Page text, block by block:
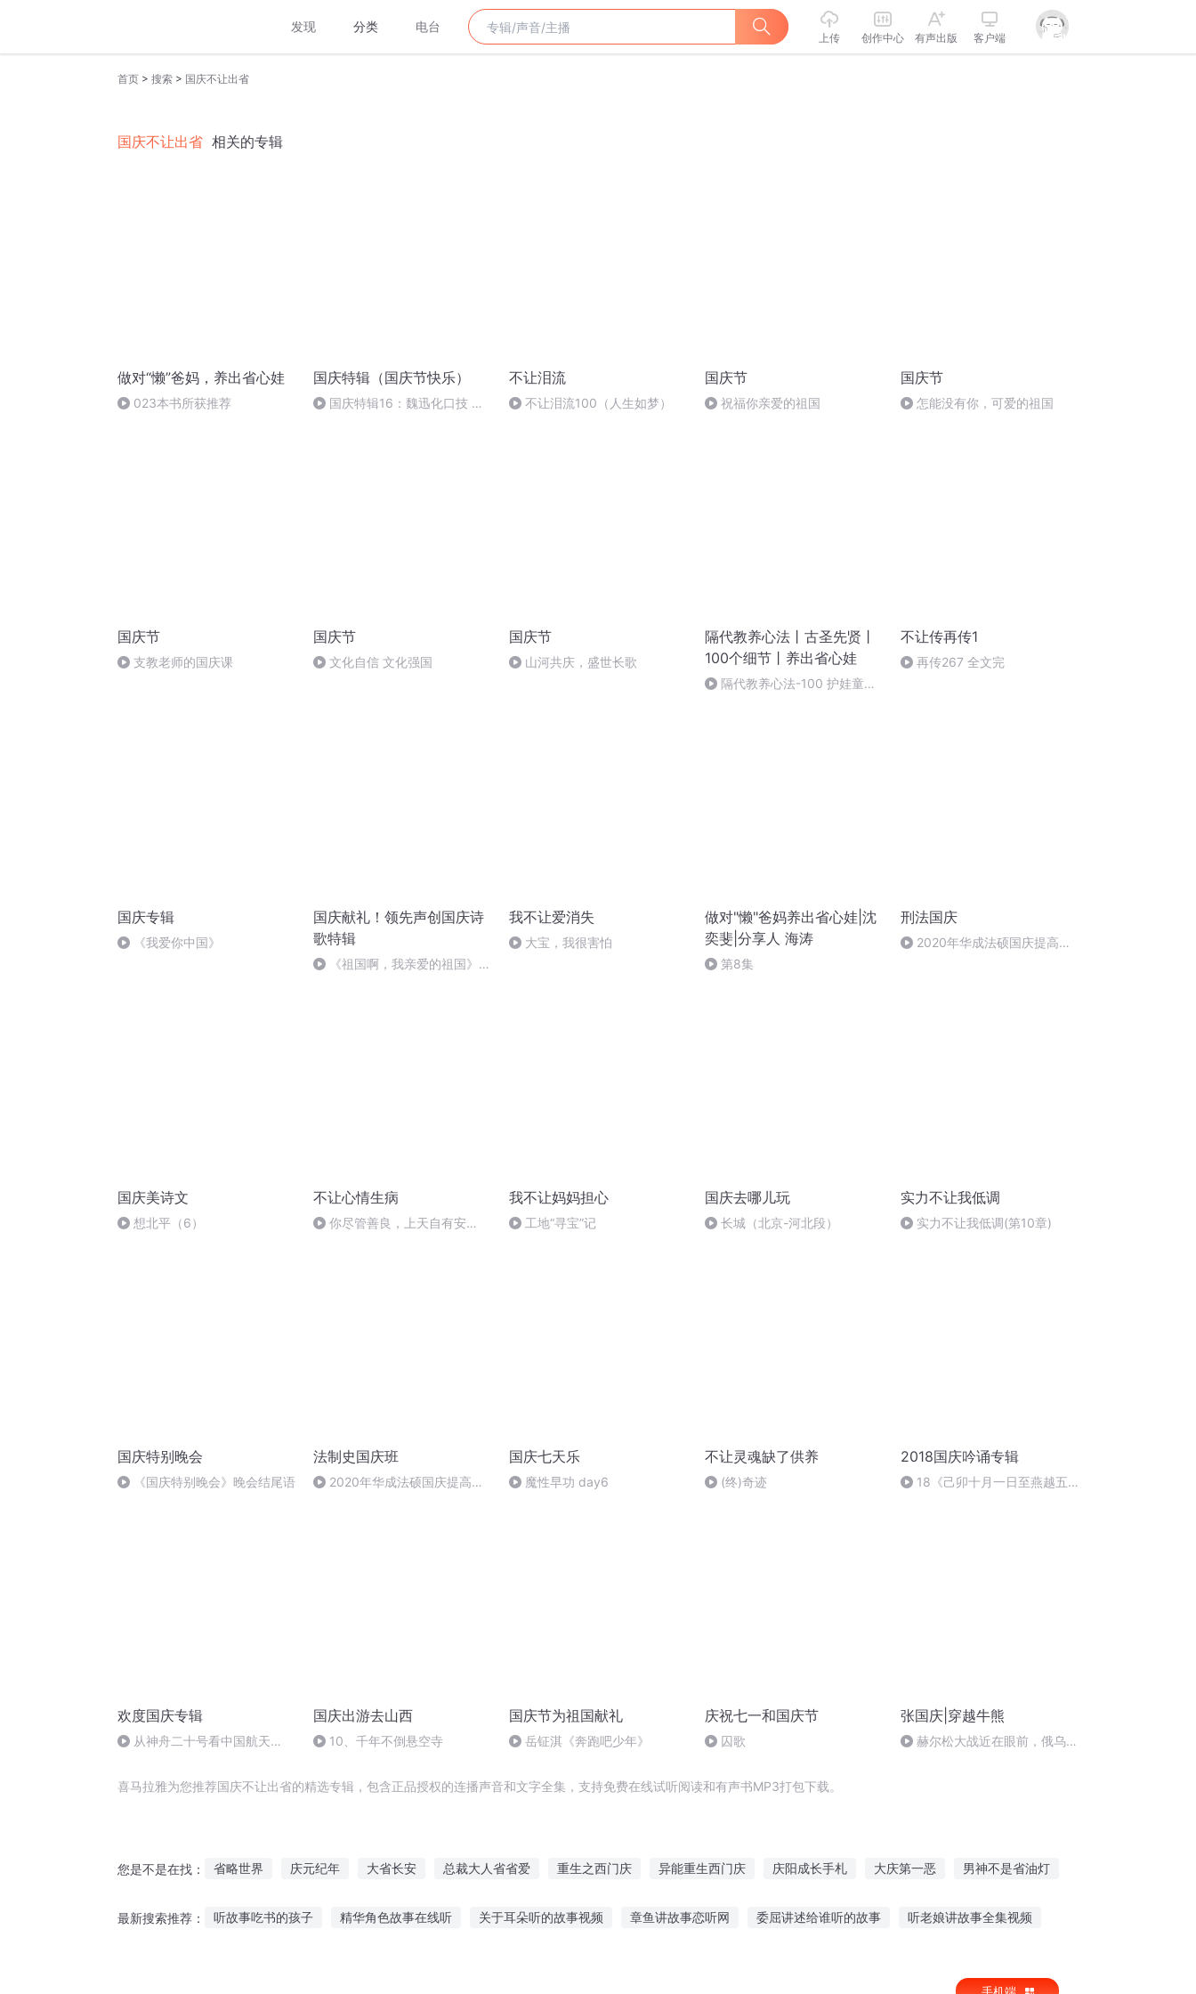
发现 分类 电台
上传 创作中心 有声出版 客户端
首页 > 搜索 > 国庆不让出省
国庆不让出省 相关的专辑
做对“懒”爸妈，养出省心娃
023本书所获推荐
国庆特辑（国庆节快乐）
国庆特辑16：魏迅化口技 二
不让泪流
不让泪流100（人生如梦）
国庆节
祝福你亲爱的祖国
国庆节
怎能没有你，可爱的祖国
国庆节
支教老师的国庆课
国庆节
文化自信 文化强国
国庆节
山河共庆，盛世长歌
隔代教养心法丨古圣先贤丨
100个细节丨养出省心娃
隔代教养心法-100 护娃童心
不让传再传1
再传267 全文完
国庆专辑
《我爱你中国》
国庆献礼！领先声创国庆诗
歌特辑
《祖国啊，我亲爱的祖国》温
我不让爱消失
大宝，我很害怕
做对"懒"爸妈养出省心娃|沈
奕斐|分享人 海涛
第8集
刑法国庆
2020年华成法硕国庆提高班
国庆美诗文
想北平（6）
不让心情生病
你尽管善良，上天自有安
我不让妈妈担心
工地“寻宝”记
国庆去哪儿玩
长城（北京-河北段）
实力不让我低调
实力不让我低调(第10章)
国庆特别晚会
《国庆特别晚会》晚会结尾语
法制史国庆班
2020年华成法硕国庆提高班
国庆七天乐
魔性早功 day6
不让灵魂缺了供养
(终)奇迹
2018国庆吟诵专辑
18《己卯十月一日至燕越五
欢度国庆专辑
从神舟二十号看中国航天
国庆出游去山西
10、千年不倒悬空寺
国庆节为祖国献礼
岳钲淇《奔跑吧少年》
庆祝七一和国庆节
囚歌
张国庆|穿越牛熊
赫尔松大战近在眼前，俄乌冲
喜马拉雅为您推荐国庆不让出省的精选专辑，包含正品授权的连播声音和文字全集，支持免费在线试听阅读和有声书MP3打包下载。
您是不是在找： 省略世界 庆元纪年 大省长安 总裁大人省省爱 重生之西门庆 异能重生西门庆 庆阳成长手札 大庆第一恶 男神不是省油灯
最新搜索推荐： 听故事吃书的孩子 精华角色故事在线听 关于耳朵听的故事视频 章鱼讲故事恋听网 委屈讲述给谁听的故事 听老娘讲故事全集视频